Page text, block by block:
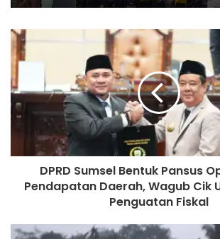
DPRD Sumsel Bentuk Pansus
Pendapatan Daerah, Wagub Cik
Penguatan Fiskal